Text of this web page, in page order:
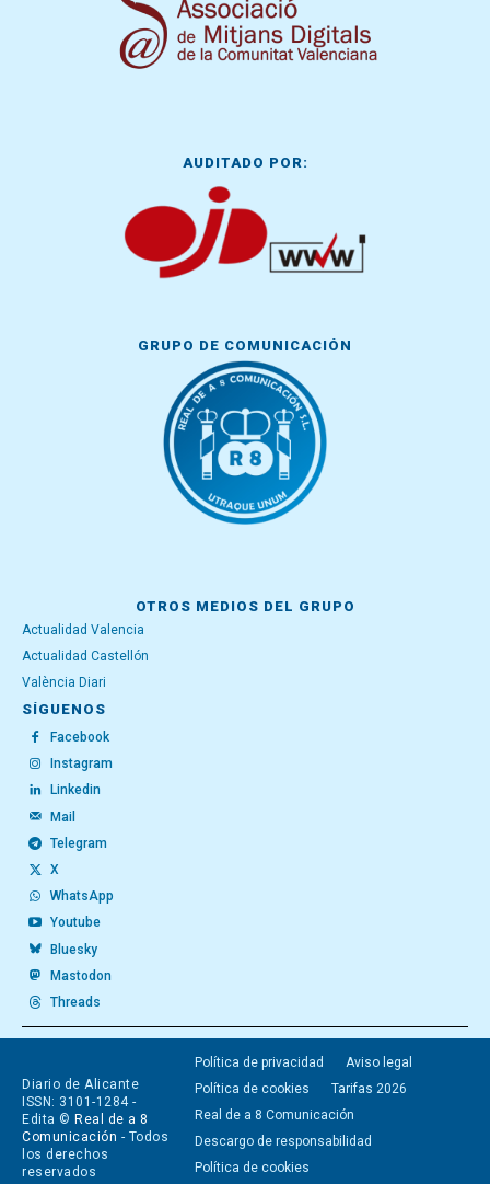
AUDITADO POR:
GRUPO DE COMUNICACIÓN
OTROS MEDIOS DEL GRUPO
Actualidad Valencia
Actualidad Castellón
València Diari
SÍGUENOS
Facebook
Instagram
Linkedin
Mail
Telegram
X
WhatsApp
Youtube
Bluesky
Mastodon
Threads
Diario de Alicante
ISSN: 3101-1284 -
Edita © Real de a 8
Comunicación - Todos
los derechos
reservados
Política de privacidad
Aviso legal
Política de cookies
Tarifas 2026
Real de a 8 Comunicación
Descargo de responsabilidad
Política de cookies